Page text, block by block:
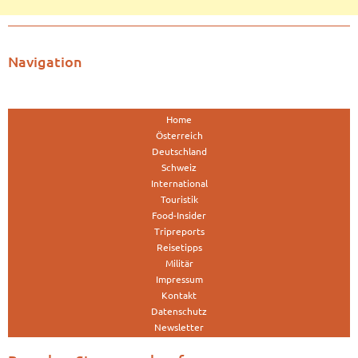
Navigation
Home
Österreich
Deutschland
Schweiz
International
Touristik
Food-Insider
Tripreports
Reisetipps
Militär
Impressum
Kontakt
Datenschutz
Newsletter